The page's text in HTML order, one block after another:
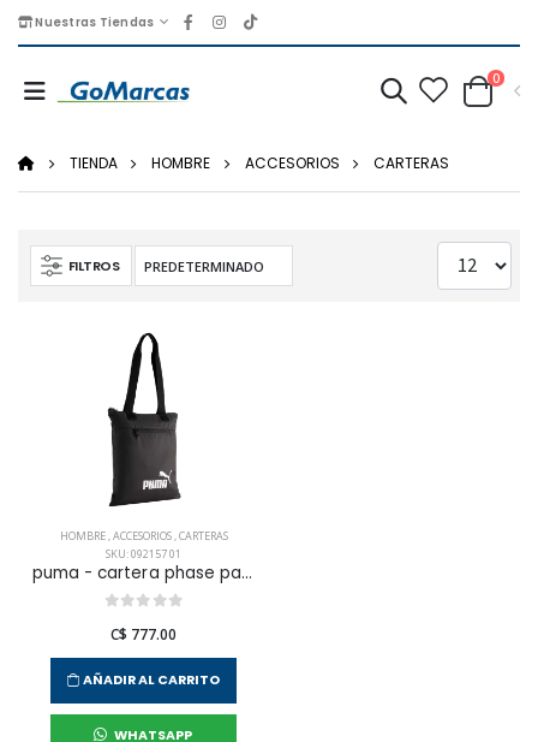
Nuestras Tiendas
0
TIENDA HOMBRE ACCESORIOS CARTERAS
FILTROS
HOMBRE,ACCESORIOS,CARTERAS
SKU: 092157 01
puma - cartera phase packable tote para hombre
C$ 777.00
AÑADIR AL CARRITO
WHATSAPP